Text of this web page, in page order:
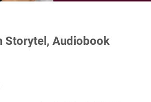
Storytel, Audiobook